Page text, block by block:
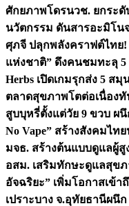
ศักยภาพโดรนวช. ยกระ
นวัตกรรม ดันสารอะมิโน
ศุภจี ปลุกพลังคราฟต์ไทย!
แห่งชาติ” ดึงคนชมทะลุ
Herbs เปิดเกมรุกส่ง 5 ส
ตลาดสุขภาพโตต่อเนื่องทั
สูบบุหรี่ตั้งแต่วัย 9 ขวบ ผนึ
No Vape” สร้างสังคมไ
มจธ. สร้างต้นแบบดูแลผู้สู
อสม. เสริมทักษะดูแลสุข
อัจฉริยะ” เพิ่มโอกาสเข้
เปราะบาง จ.อุทัยธานีผนึก